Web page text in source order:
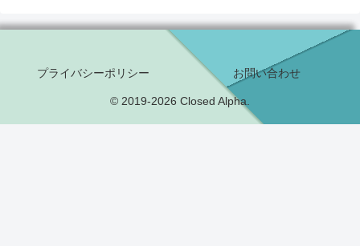
プライバシーポリシー お問い合わせ
© 2019-2026 Closed Alpha.